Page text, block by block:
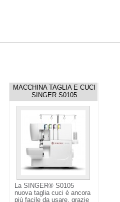
MACCHINA TAGLIA E CUCI
SINGER S0105
La SINGER® S0105
nuova taglia cuci è ancora
più facile da usare, grazie